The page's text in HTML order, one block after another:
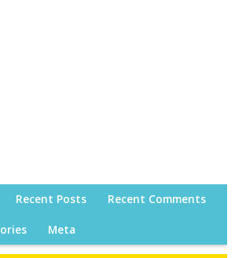
Recent Posts Recent Comments
Meta